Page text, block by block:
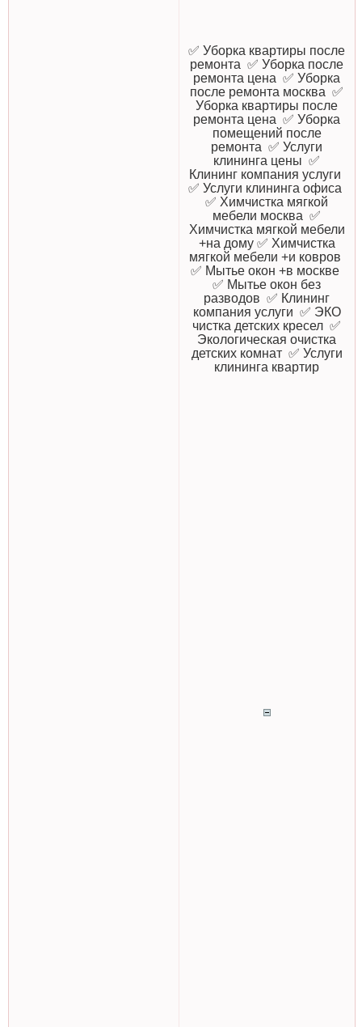
✅ Уборка квартиры после
ремонта ✅ Уборка после
ремонта цена ✅ Уборка
после ремонта москва ✅
Уборка квартиры после
ремонта цена ✅ Уборка
помещений после
ремонта ✅ Услуги
клининга цены ✅
Клининг компания услуги
✅ Услуги клининга офиса
✅ Химчистка мягкой
мебели москва ✅
Химчистка мягкой мебели
+на дому ✅ Химчистка
мягкой мебели +и ковров
✅ Мытье окон +в москве
✅ Мытье окон без
разводов ✅ Клининг
компания услуги ✅ ЭКО
чистка детских кресел ✅
Экологическая очистка
детских комнат ✅ Услуги
клининга квартир